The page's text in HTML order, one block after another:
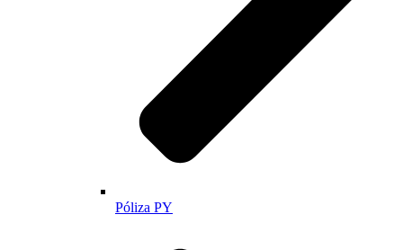
Póliza PY